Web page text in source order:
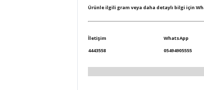
Ürünle ilgili gram veya daha detaylı bilgi için
İletişim
4443558
WhatsApp
05494905555